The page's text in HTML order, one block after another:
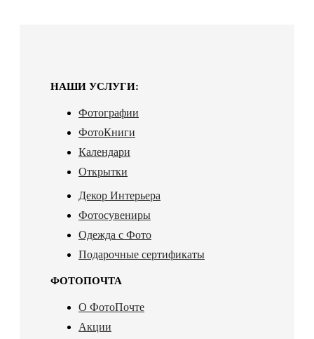
НАШИ УСЛУГИ:
Фотографии
ФотоКниги
Календари
Открытки
Декор Интерьера
Фотосувениры
Одежда с Фото
Подарочные сертификаты
ФОТОПОЧТА
О ФотоПочте
Акции